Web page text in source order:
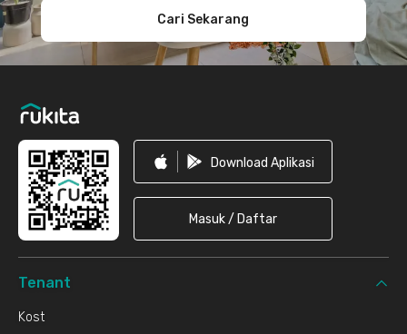
Cari Sekarang
Download Aplikasi
Masuk / Daftar
Tenant
Kost